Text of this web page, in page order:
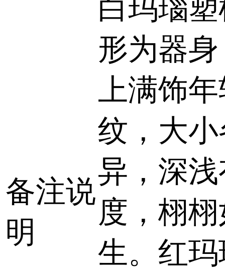
备注说
明
白玛瑙
形为器
上满饰
纹，大
异，深
度，栩
生。红